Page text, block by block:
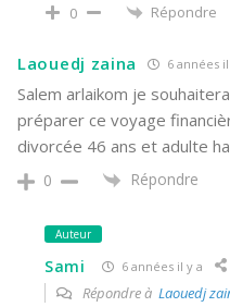
0 Répondre
Laouedj zaina 6 années
Salem arlaikom je
préparer ce voyage
divorcée 46 ans et adulte
0 Répondre
Auteur
Sami 6 années il y a
Répondre à Laouedj